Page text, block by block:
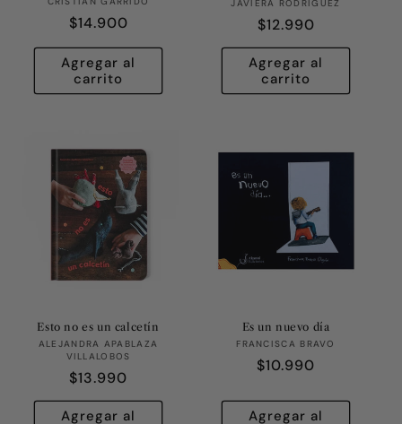
Precio
habitual
$14.900
Agregar al
carrito
Proveedor:
JAVIERA RODRÍGUEZ
Precio
habitual
$12.990
Agregar al
carrito
Esto no es un calcetín
Proveedor:
ALEJANDRA APABLAZA
VILLALOBOS
Precio
habitual
$13.990
Agregar al
Es un nuevo día
Proveedor:
FRANCISCA BRAVO
Precio
$10.990
Agregar al